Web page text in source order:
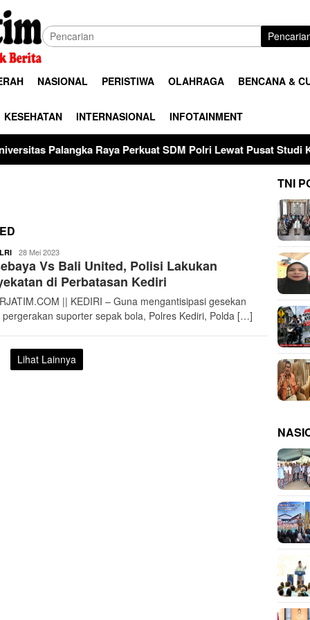
NASIONAL PERISTIWA OLAHRAGA BENCANA &
KESEHATAN INTERNASIONAL INFOTAINMENT
Raya Perkuat SDM Polri Lewat Pusat Studi Kepolisian
ardy28 Mei 2023
Vs Bali United, Polisi Lakukan
di Perbatasan Kediri
|| KEDIRI – Guna mengantisipasi gesekan
pergerakan suporter sepak bola, Polres Kediri, Polda […]
Lihat Lainnya
TNI